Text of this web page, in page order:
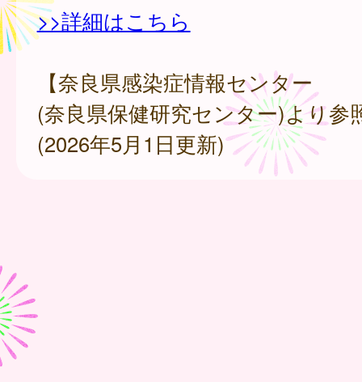
>>詳細はこちら
【奈良県感染症情報センター
(奈良県保健研究センター)より参
(2026年5月1日更新)